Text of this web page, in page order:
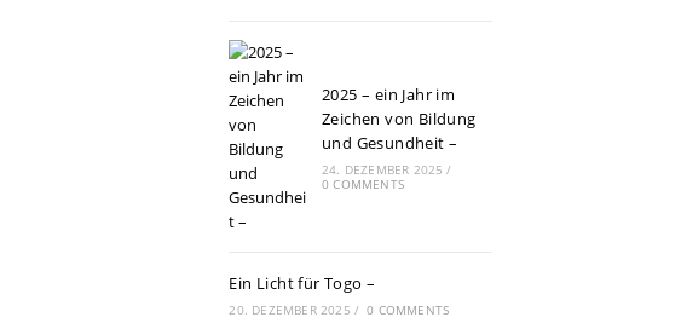
2025 – ein Jahr im
Zeichen von Bildung
und Gesundheit –
24. DEZEMBER 2025 /
0 COMMENTS
Ein Licht für Togo –
20. DEZEMBER 2025 / 0 COMMENTS